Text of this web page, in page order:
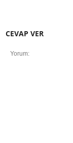
CEVAP VER